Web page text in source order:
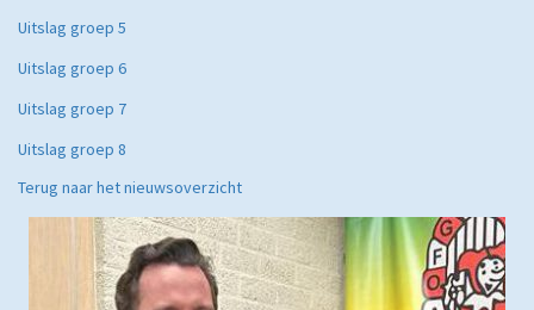
Uitslag groep 5
Uitslag groep 6
Uitslag groep 7
Uitslag groep 8
Terug naar het nieuwsoverzicht